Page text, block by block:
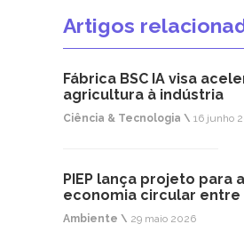
Artigos
Fábrica BSC IA visa
agricultura à indústria
Ciência & Tecnologia \ 16 junho
PIEP lança projeto para
economia circular entre
Ambiente \ 29 maio 2026